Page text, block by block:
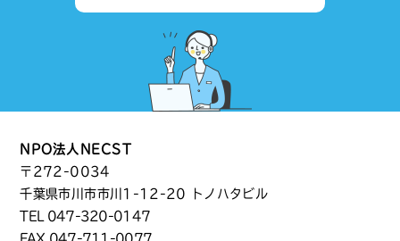
NPO法人NECST
〒272-0034
千葉県市川市市川1-12-20 トノハタビル
TEL 047-320-0147
FAX 047-711-0077